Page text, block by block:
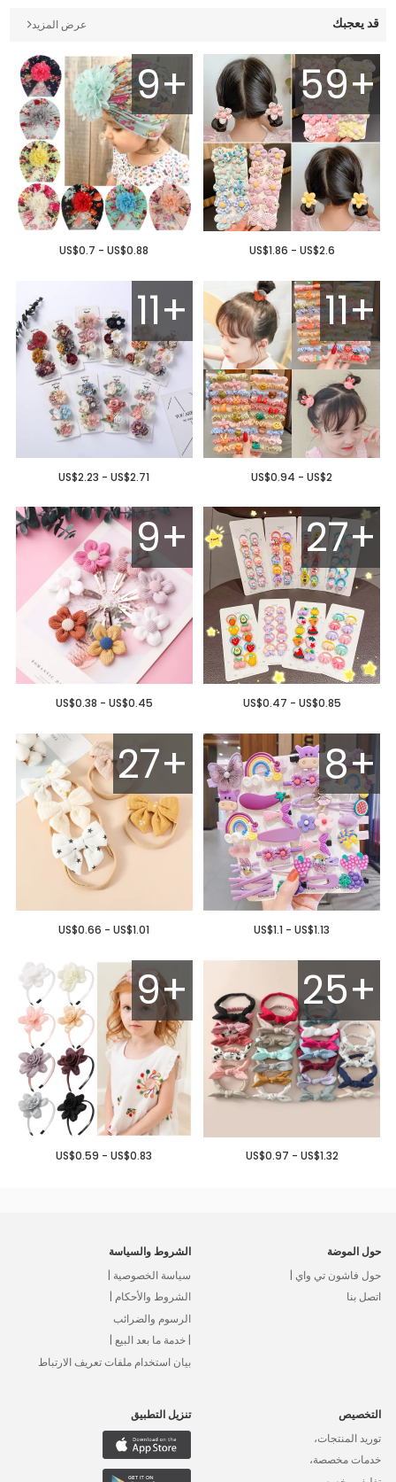
قد يعجبك عرض المزيد
59+
US$1.86 - US$2.6
9+
US$0.7 - US$0.88
11+
US$0.94 - US$2
11+
US$2.23 - US$2.71
27+
US$0.47 - US$0.85
9+
US$0.38 - US$0.45
8+
US$1.1 - US$1.13
27+
US$0.66 - US$1.01
25+
US$0.97 - US$1.32
9+
US$0.59 - US$0.83
حول الموضة
حول فاشون تي واي |
اتصل بنا
الشروط والسياسة
سياسة الخصوصية |
الشروط والأحكام |
الرسوم والضرائب
| خدمة ما بعد البيع |
بيان استخدام ملفات تعريف الارتباط
التخصيص
توريد المنتجات،
خدمات مخصصة،
تنزيل التطبيق